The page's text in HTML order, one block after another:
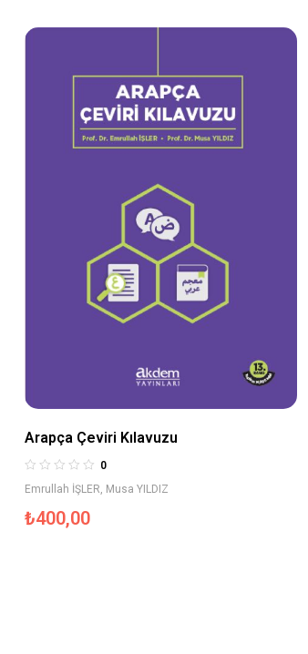
Arapça Çeviri Kılavuzu
0
Emrullah İŞLER, Musa YILDIZ
₺400,00